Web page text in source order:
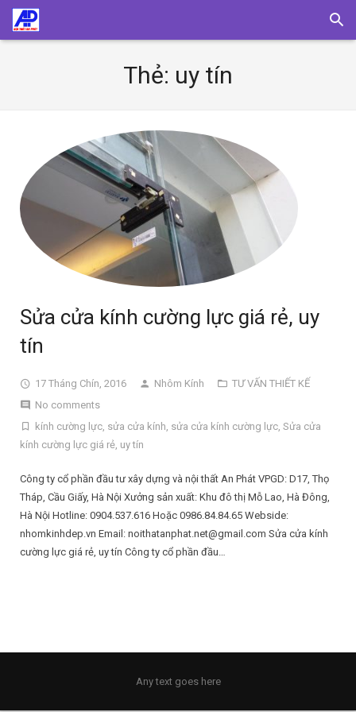
Thẻ: uy tín
Sửa cửa kính cường lực giá rẻ, uy
tín
17 Tháng Chín, 2016 Nhôm Kính
TƯ VẤN THIẾT KẾ
No comments
kính cường lực sửa cửa kính sửa cửa kính cường lực Sửa cửa
kính cường lực giá rẻ uy tín
Công ty cổ phần đầu tư xây dựng và nội thất An Phát VPGD: D17, Thọ
Tháp, Cầu Giấy, Hà Nội Xưởng sản xuất: Khu đô thị Mỗ Lao, Hà Đông,
Hà Nội Hotline: 0904.537.616 Hoặc 0986.84.84.65 Webside:
nhomkinhdep.vn Email: noithatanphat.net@gmail.com Sửa cửa kính
cường lực giá rẻ, uy tín Công ty cổ phần đầu…
Any text goes here